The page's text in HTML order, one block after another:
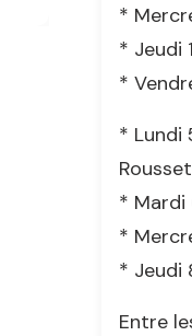
*
* Jeudi
*
* Lundi
Rousset
* Mardi
*
* Jeudi
Entre